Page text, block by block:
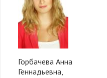
Горбачева Анна
Геннадьевна,